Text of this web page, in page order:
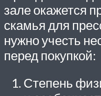
зале окажется
скамья для
нужно учесть
перед покупкой:
Степень